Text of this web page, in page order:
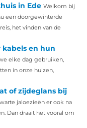
in Ede Welkom bij
een doorgewinterde
het vinden van de
en hun
elke dag gebruiken,
in onze huizen,
of zijdeglans bij
jaloezieën er ook na
Dan draait het vooral om